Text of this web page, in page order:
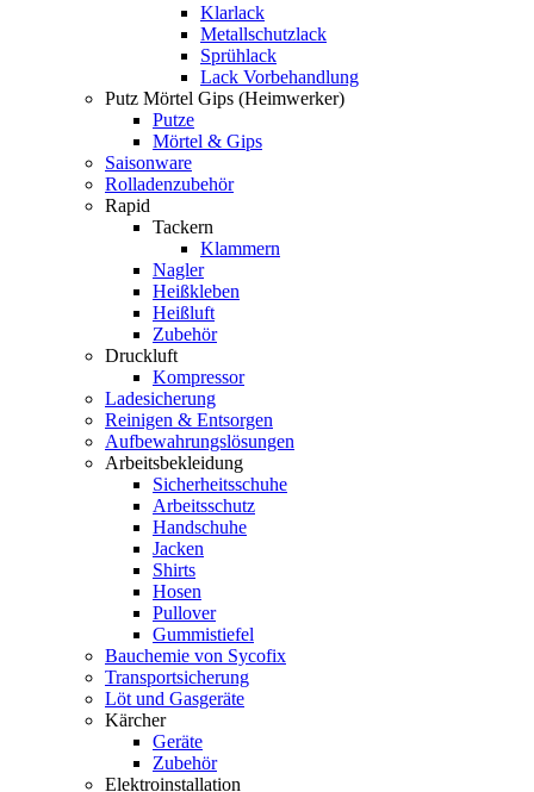
Klarlack
Metallschutzlack
Sprühlack
Lack Vorbehandlung
Putz Mörtel Gips (Heimwerker)
Putze
Mörtel & Gips
Saisonware
Rolladenzubehör
Rapid
Tackern
Klammern
Nagler
Heißkleben
Heißluft
Zubehör
Druckluft
Kompressor
Ladesicherung
Reinigen & Entsorgen
Aufbewahrungslösungen
Arbeitsbekleidung
Sicherheitsschuhe
Arbeitsschutz
Handschuhe
Jacken
Shirts
Hosen
Pullover
Gummistiefel
Bauchemie von Sycofix
Transportsicherung
Löt und Gasgeräte
Kärcher
Geräte
Zubehör
Elektroinstallation